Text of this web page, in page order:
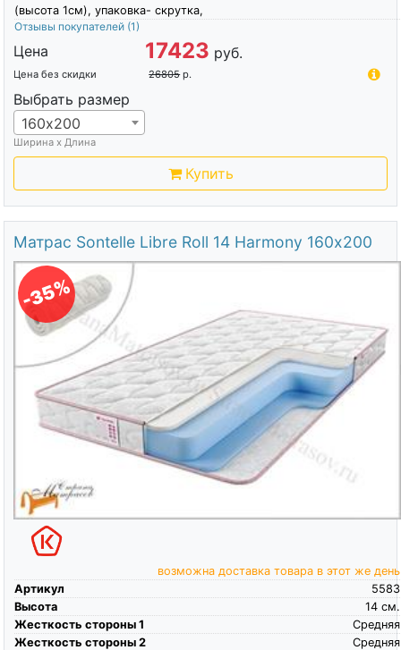
(высота 1см), упаковка- скрутка,
Отзывы покупателей (1)
Цена 17423 руб.
Цена без скидки 26805 р.
Выбрать размер
160х200
Ширина х Длина
Купить
Матрас Sontelle Libre Roll 14 Harmony 160х200
-35%
возможна доставка товара в этот же день
Артикул
5583
Высота
см.
14
Жесткость стороны 1
Средняя
Жесткость стороны 2
Средняя